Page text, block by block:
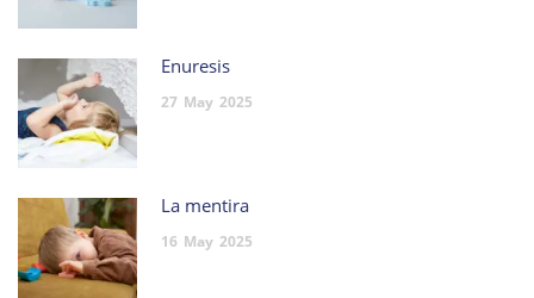
Enuresis
27 May 2025
La mentira
16 May 2025